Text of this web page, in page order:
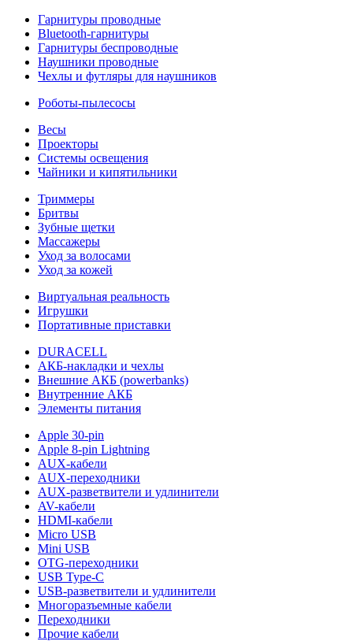
Гарнитуры проводные
Bluetooth-гарнитуры
Гарнитуры беспроводные
Наушники проводные
Чехлы и футляры для наушников
Роботы-пылесосы
Весы
Проекторы
Системы освещения
Чайники и кипятильники
Триммеры
Бритвы
Зубные щетки
Массажеры
Уход за волосами
Уход за кожей
Виртуальная реальность
Игрушки
Портативные приставки
DURACELL
АКБ-накладки и чехлы
Внешние АКБ (powerbanks)
Внутренние АКБ
Элементы питания
Apple 30-pin
Apple 8-pin Lightning
AUX-кабели
AUX-переходники
AUX-разветвители и удлинители
AV-кабели
HDMI-кабели
Micro USB
Mini USB
OTG-переходники
USB Type-C
USB-разветвители и удлинители
Многоразъемные кабели
Переходники
Прочие кабели